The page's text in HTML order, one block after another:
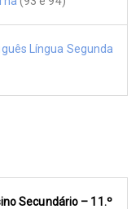
Língua Segunda
Secundário – 11.º